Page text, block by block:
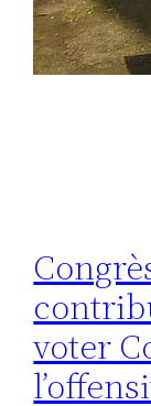
voter